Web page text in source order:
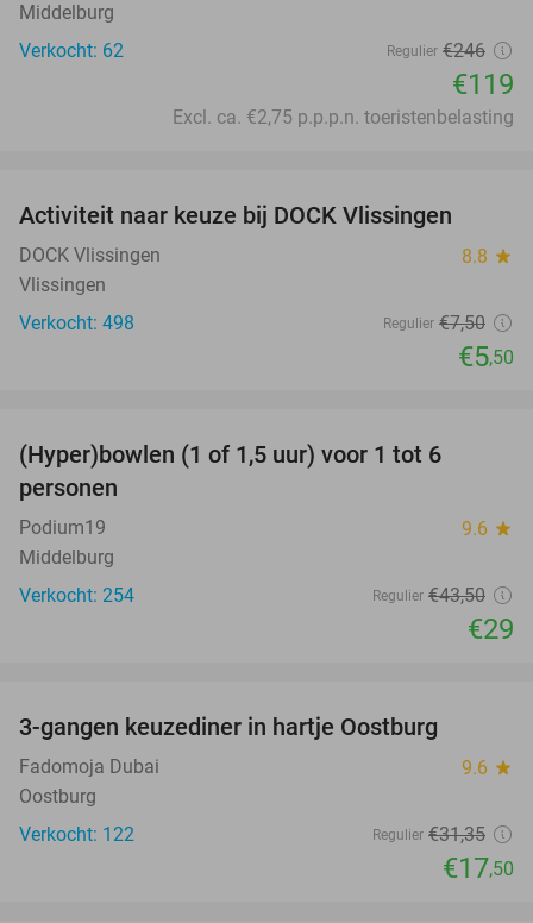
Middelburg
Verkocht: 62
Regulier €246
€119
Excl. ca. €2,75 p.p.p.n. toeristenbelasting
Activiteit naar keuze bij DOCK Vlissingen
DOCK Vlissingen 8.8 star
Vlissingen
Verkocht: 498
Regulier €7,50
€5,50
(Hyper)bowlen (1 of 1,5 uur) voor 1 tot 6
personen
Podium19 9.6 star
Middelburg
Verkocht: 254
Regulier €43,50
€29
3-gangen keuzediner in hartje Oostburg
Fadomoja Dubai 9.6 star
Oostburg
Verkocht: 122
Regulier €31,35
€17,50